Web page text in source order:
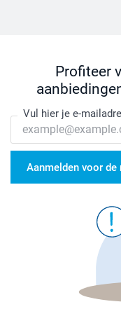
Profiteer
Vul hier je e-
Aanmelden voor de